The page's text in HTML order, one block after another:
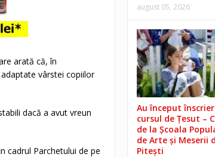
arată că, în
vârstei copiilor
dacă a avut vreun
cadrul Parchetului de pe
august 05, 2026
Au început
cursul de Țesut –
de la Școala
de Arte și Meserii
Pitești